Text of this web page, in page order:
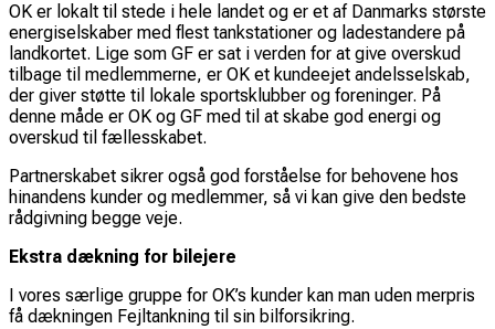
OK er lokalt til stede i hele landet og er et af Danmarks største
energiselskaber med flest tankstationer og ladestandere på
landkortet. Lige som GF er sat i verden for at give overskud
tilbage til medlemmerne, er OK et kundeejet andelsselskab,
der giver støtte til lokale sportsklubber og foreninger. På
denne måde er OK og GF med til at skabe god energi og
overskud til fællesskabet.
Partnerskabet sikrer også god forståelse for behovene hos
hinandens kunder og medlemmer, så vi kan give den bedste
rådgivning begge veje.
Ekstra dækning for bilejere
I vores særlige gruppe for OK’s kunder kan man uden merpris
få dækningen Fejltankning til sin bilforsikring.